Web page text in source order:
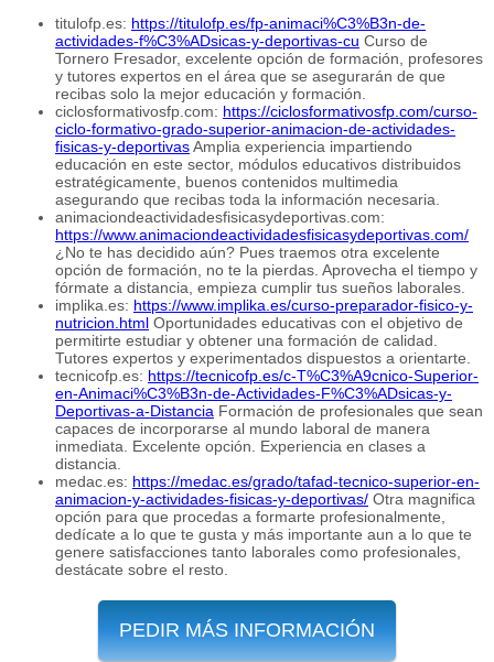
titulofp.es: https://titulofp.es/fp-animaci%C3%B3n-de-
actividades-f%C3%ADsicas-y-deportivas-cu Curso de
Tornero Fresador, excelente opción de formación, profesores
y tutores expertos en el área que se asegurarán de que
recibas solo la mejor educación y formación.
ciclosformativosfp.com: https://ciclosformativosfp.com/curso-
ciclo-formativo-grado-superior-animacion-de-actividades-
fisicas-y-deportivasAmplia experiencia impartiendo
educación en este sector, módulos educativos distribuidos
estratégicamente, buenos contenidos multimedia
asegurando que recibas toda la información necesaria.
animaciondeactividadesfisicasydeportivas.com:
https://www.animaciondeactividadesfisicasydeportivas.com/
¿No te has decidido aún? Pues traemos otra excelente
opción de formación, no te la pierdas. Aprovecha el tiempo y
fórmate a distancia, empieza cumplir tus sueños laborales.
implika.es: https://www.implika.es/curso-preparador-fisico-y-
nutricion.html Oportunidades educativas con el objetivo de
permitirte estudiar y obtener una formación de calidad.
Tutores expertos y experimentados dispuestos a orientarte.
tecnicofp.es: https://tecnicofp.es/c-T%C3%A9cnico-Superior-
en-Animaci%C3%B3n-de-Actividades-F%C3%ADsicas-y-
Deportivas-a-Distancia Formación de profesionales que sean
capaces de incorporarse al mundo laboral de manera
inmediata. Excelente opción. Experiencia en clases a
distancia.
medac.es: https://medac.es/grado/tafad-tecnico-superior-en-
animacion-y-actividades-fisicas-y-deportivas/ Otra magnifica
opción para que procedas a formarte profesionalmente,
dedícate a lo que te gusta y más importante aun a lo que te
genere satisfacciones tanto laborales como profesionales,
destácate sobre el resto.
PEDIR MÁS INFORMACIÓN